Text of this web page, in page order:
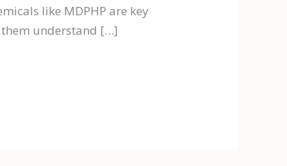
like MDPHP are key
them understand […]